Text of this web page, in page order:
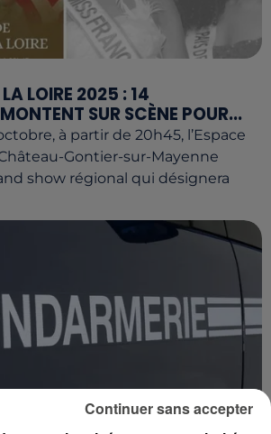
LOIRE 2025 : 14
SUR SCÈNE POUR...
à partir de 20h45, l’Espace
Gontier-sur-Mayenne
show régional qui désignera
Continuer sans accepter